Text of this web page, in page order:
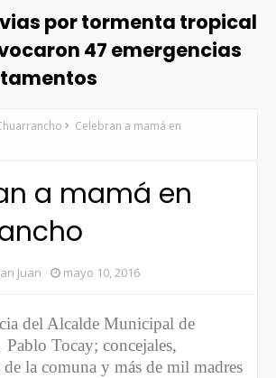
por tormenta tropical
47 emergencias
Celebran a mamá en
a mamá en
Juan mayo 10, 2016
del Alcalde Municipal de
Pablo Tocay; concejales,
de la comuna y más de mil madres